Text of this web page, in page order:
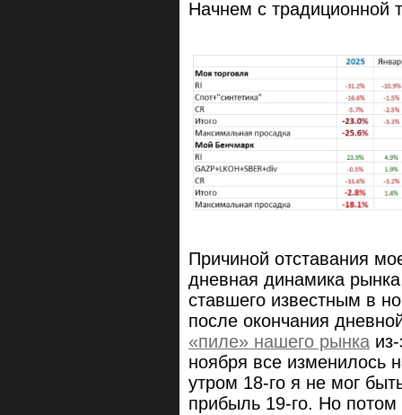
Начнем с традиционной
Причиной отставания
дневная динамика
ставшего известным в
после окончания
«пиле» нашего рынка
ноября все изменилось
утром 18-го я не мог
прибыль 19-го. Но